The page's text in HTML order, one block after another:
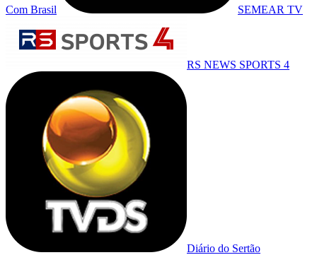
Com Brasil SEMEAR TV
RS NEWS SPORTS 4
Diário do Sertão